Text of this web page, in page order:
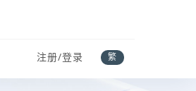
注册/登录 繁